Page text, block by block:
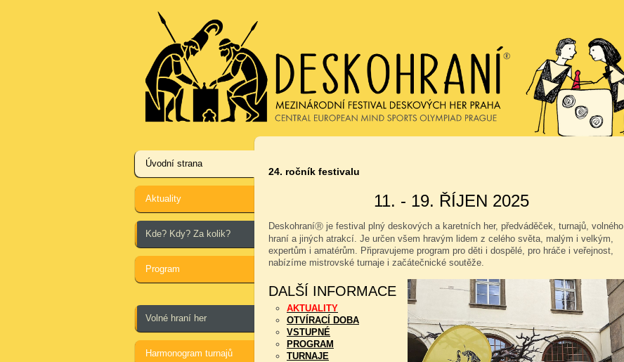
Úvodní strana
Aktuality
Kde? Kdy? Za kolik?
Program
Volné hraní her
Harmonogram turnajů
24. ročník festivalu
11. - 19. ŘÍJEN 2025
DeskohraníⓇ je festival plný deskových a karetních her, předváděček, turnajů, volného
hraní a jiných atrakcí. Je určen všem hravým lidem z celého světa, malým i velkým,
expertům i amatérům. Připravujeme program pro děti i dospělé, pro hráče i veřejnost,
nabízíme mistrovské turnaje i začátečnické soutěže.
DALŠÍ INFORMACE
AKTUALITY
OTVÍRACÍ DOBA
VSTUPNÉ
PROGRAM
TURNAJE